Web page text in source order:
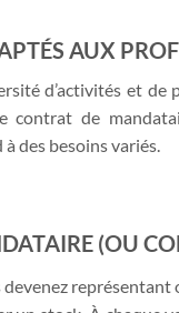
AUX
d’activités et
contrat de
des besoins variés.
(OU